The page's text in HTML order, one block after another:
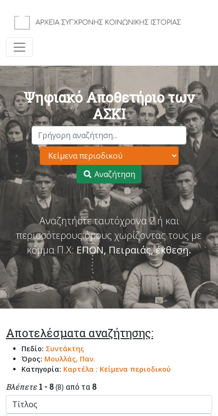
Ψηφιακό Αποθετήριο των
ΑΣΚΙ
Αναζήτηση
Αναζητήστε ταυτόχρονα 2 ή και
περισσότερους όρους χωρίζοντας τους με
κόμμα Π.Χ: ΕΠΟΝ, Πειραιάς, έκθεση.
Αποτελέσματα αναζήτησης:
Πεδίο: Συντάκτης
Όρος: Μουλλάς, Παν.
Κατηγορία: Καρτέλα : Κείμενα περιοδικού
Βλέπετε 1 - 8 (8) από τα 8